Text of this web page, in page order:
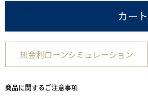
カー
無金利ローンシミュレーション
商品に関するご注意事項